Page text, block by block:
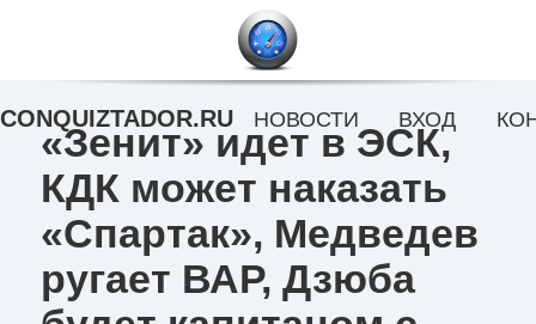
«Зенит» идет в ЭСК,
КДК может наказать
«Спартак», Медведев
ругает ВАР, Дзюба
CONQUIZTADOR.RU НОВОСТИ ВХОД